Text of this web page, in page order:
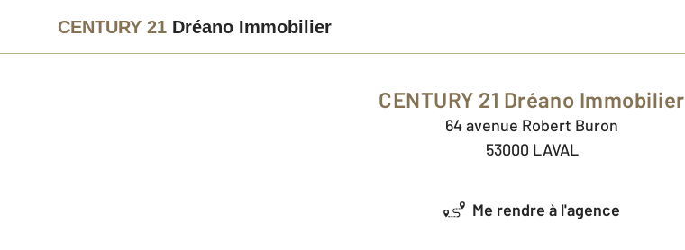
CENTURY 21 Dréano Immobilier
CENTURY 21 Dréano Immobilier
64 avenue Robert Buron
53000 LAVAL
Me rendre à l'agence